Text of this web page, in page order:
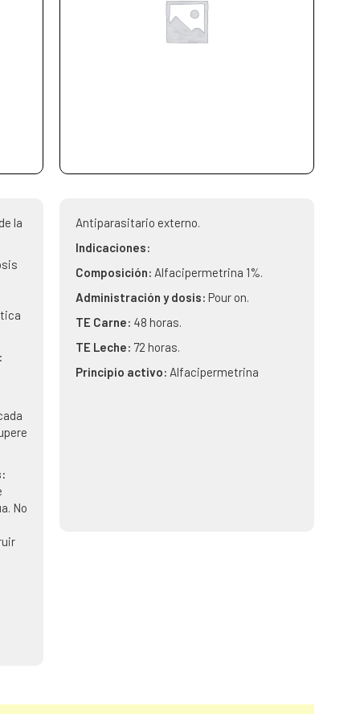
la
No
Antiparasitario externo.
Indicaciones:
Composición: Alfacipermetrina 1%.
Administración y dosis: Pour on.
TE Carne: 48 horas.
TE Leche: 72 horas.
Principio activo: Alfacipermetrina